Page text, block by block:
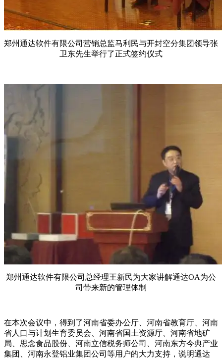
郑州通达软件有限公司营销总监马利民与开封空分集团领导张
卫东先生举行了正式签约仪式
郑州通达软件有限公司总经理王新民为大家讲解通达OA为公
司带来新的管理体制
在本次会议中，得到了河南省委办公厅、河南省教育厅、河南
省人口与计划生育委员会、河南省国土资源厅、河南省地矿
局、思念食品股份、河南立信税务师公司、河南东方今典产业
集团、河南永登铝业集团公司等用户的大力支持，说明通达